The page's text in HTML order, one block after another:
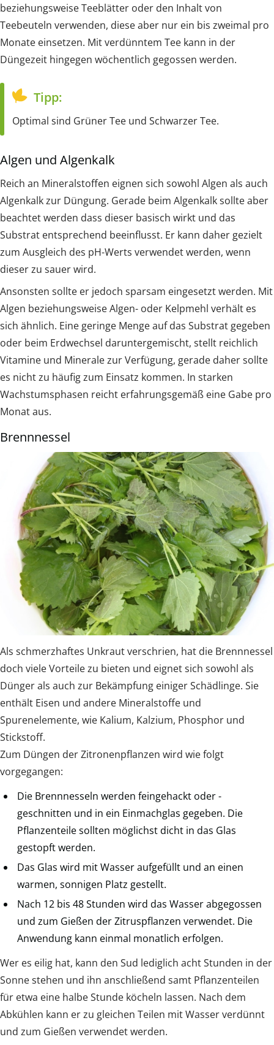
beziehungsweise Teeblätter oder den Inhalt von
Teebeuteln verwenden, diese aber nur ein bis zweimal pro
Monate einsetzen. Mit verdünntem Tee kann in der
Düngezeit hingegen wöchentlich gegossen werden.
Tipp:
Optimal sind Grüner Tee und Schwarzer Tee.
Algen und Algenkalk
Reich an Mineralstoffen eignen sich sowohl Algen als auch
Algenkalk zur Düngung. Gerade beim Algenkalk sollte aber
beachtet werden dass dieser basisch wirkt und das
Substrat entsprechend beeinflusst. Er kann daher gezielt
zum Ausgleich des pH-Werts verwendet werden, wenn
dieser zu sauer wird.
Ansonsten sollte er jedoch sparsam eingesetzt werden. Mit
Algen beziehungsweise Algen- oder Kelpmehl verhält es
sich ähnlich. Eine geringe Menge auf das Substrat gegeben
oder beim Erdwechsel daruntergemischt, stellt reichlich
Vitamine und Minerale zur Verfügung, gerade daher sollte
es nicht zu häufig zum Einsatz kommen. In starken
Wachstumsphasen reicht erfahrungsgemäß eine Gabe pro
Monat aus.
Brennnessel
Als schmerzhaftes Unkraut verschrien, hat die Brennnessel
doch viele Vorteile zu bieten und eignet sich sowohl als
Dünger als auch zur Bekämpfung einiger Schädlinge. Sie
enthält Eisen und andere Mineralstoffe und
Spurenelemente, wie Kalium, Kalzium, Phosphor und
Stickstoff.
Zum Düngen der Zitronenpflanzen wird wie folgt
vorgegangen:
Die Brennnesseln werden feingehackt oder -
geschnitten und in ein Einmachglas gegeben. Die
Pflanzenteile sollten möglichst dicht in das Glas
gestopft werden.
Das Glas wird mit Wasser aufgefüllt und an einen
warmen, sonnigen Platz gestellt.
Nach 12 bis 48 Stunden wird das Wasser abgegossen
und zum Gießen der Zitruspflanzen verwendet. Die
Anwendung kann einmal monatlich erfolgen.
Wer es eilig hat, kann den Sud lediglich acht Stunden in der
Sonne stehen und ihn anschließend samt Pflanzenteilen
für etwa eine halbe Stunde köcheln lassen. Nach dem
Abkühlen kann er zu gleichen Teilen mit Wasser verdünnt
und zum Gießen verwendet werden.